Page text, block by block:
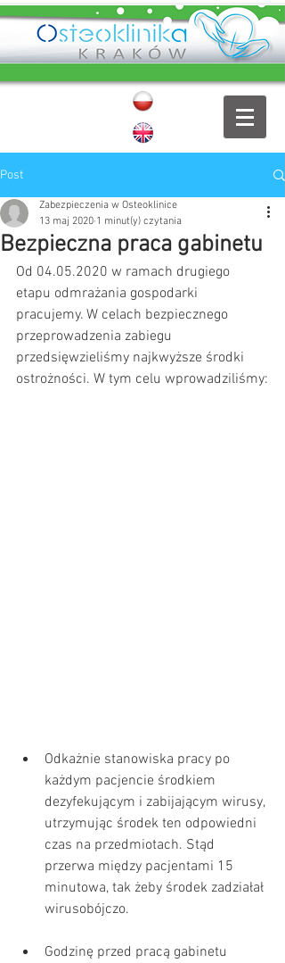
Post
Bezpieczna praca gabinetu
Zabezpieczenia w Osteoklinice
13 maj 2020 1 minut(y) czytania
Od 04.05.2020 w ramach drugiego
etapu odmrażania gospodarki
pracujemy. W celach bezpiecznego
przeprowadzenia zabiegu
przedsięwzieliśmy najkwyższe środki
ostrożności. W tym celu wprowadziliśmy:
Odkażnie stanowiska pracy po
każdym pacjencie środkiem
dezyfekującym i zabijającym wirusy,
utrzymując środek ten odpowiedni
czas na przedmiotach. Stąd
przerwa między pacjentami 15
minutowa, tak żeby środek zadziałał
wirusobójczo.
Godzinę przed pracą gabinetu